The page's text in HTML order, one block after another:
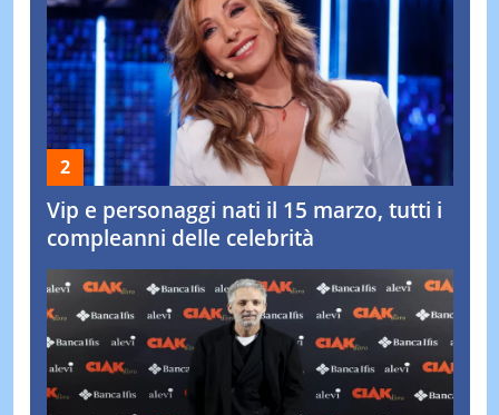
Vip e personaggi nati il 15 marzo, tutti i
compleanni delle celebrità